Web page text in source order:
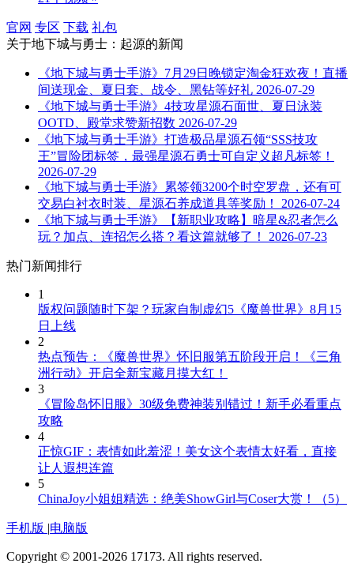
官网 专区 下载 礼包
关于地下城与勇士：起源的新闻
《地下城与勇士手游》7月29日晚锁定淘金狂欢夜！直播
间送现金、夏日套、战令、黑钻等好礼 2026-07-29
《地下城与勇士手游》4技攻星源石面世、夏日泳装
OOTD、殿堂求赞新招数 2026-07-29
《地下城与勇士手游》打造极品星源石领“SSS技攻
王”冒险团标签，最强星源石勇士可自定义超凡标签！
2026-07-29
《地下城与勇士手游》累签领3200个时空罗盘，还有可
交易白衬衣时装、星源石养成道具等奖励！
2026-07-24
《地下城与勇士手游》【新职业攻略】暗星&忍者怎么
玩？加点、连招怎么搭？看这篇就够了！
2026-07-23
热门新闻排行
1
版权问题随时下架？玩家自制虚幻5《魔兽世界》8月15
日上线
2
热点预告：《魔兽世界》怀旧服第五阶段开启！《三角
洲行动》开启全新宝藏月摸大红！
3
《冒险岛怀旧服》30级免费神装别错过！新手必看重点
攻略
4
正惊GIF：表情如此羞涩！美女这个表情太好看，直接
让人遐想连篇
5
ChinaJoy小姐姐精选：绝美ShowGirl与Coser大赏！（5）
手机版 |电脑版
Copyright © 2001-2026 17173. All rights reserved.